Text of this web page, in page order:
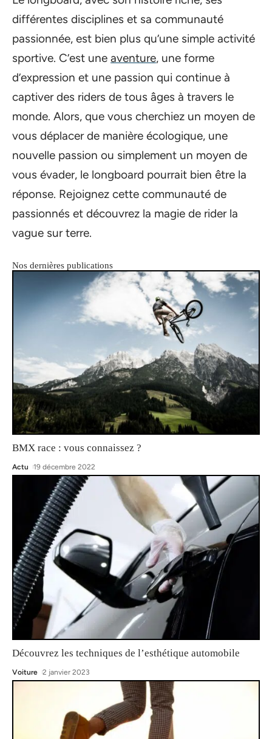
différentes disciplines et sa communauté
passionnée, est bien plus qu’une simple activité
sportive. C’est une aventure, une forme
d’expression et une passion qui continue à
captiver des riders de tous âges à travers le
monde. Alors, que vous cherchiez un moyen de
vous déplacer de manière écologique, une
nouvelle passion ou simplement un moyen de
vous évader, le longboard pourrait bien être la
réponse. Rejoignez cette communauté de
passionnés et découvrez la magie de rider la
vague sur terre.
Nos dernières publications
BMX race : vous connaissez ?
Actu 19 décembre 2022
Découvrez les techniques de l’esthétique automobile
Voiture 2 janvier 2023